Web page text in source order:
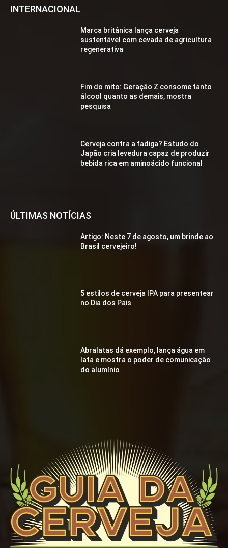
INTERNACIONAL
Marca britânica lança cerveja
sustentável com cevada de agricultura
regenerativa
Fim do mito: Geração Z consome tanto
álcool quanto as demais, mostra
pesquisa
Cerveja contra a fadiga? Estudo do
Japão cria levedura capaz de produzir
bebida rica em aminoácido funcional
ÚLTIMAS NOTÍCIAS
Artigo: Neste 7 de agosto, um brinde ao
Brasil cervejeiro!
5 estilos de cerveja IPA para presentear
no Dia dos Pais
Abralatas dá exemplo, lança água em
lata e mostra o poder de comunicação
do alumínio